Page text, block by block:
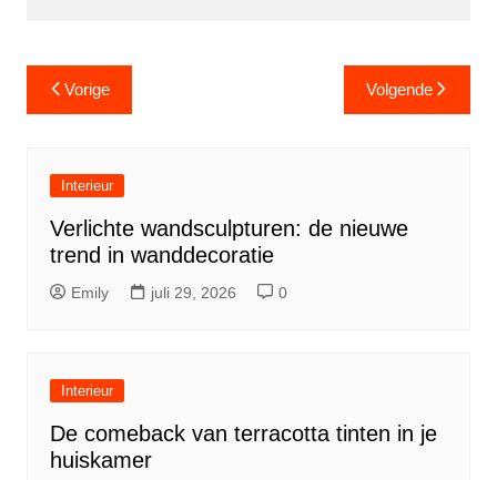
Berichtnavigatie
Vorige Volgende
Interieur
Verlichte wandsculpturen: de nieuwe
trend in wanddecoratie
Emily juli 29, 2026 0
Interieur
De comeback van terracotta tinten in je
huiskamer